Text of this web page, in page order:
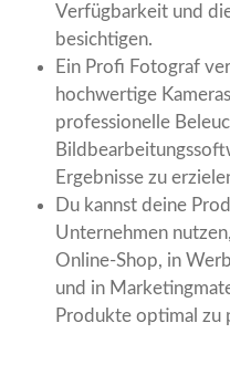
Verfügbarkeit und
besichtigen.
Ein Profi Fotograf
hochwertige
professionelle
Ergebnisse zu
Du kannst deine
Unternehmen
Online-Shop, in
und in
Produkte optimal zu